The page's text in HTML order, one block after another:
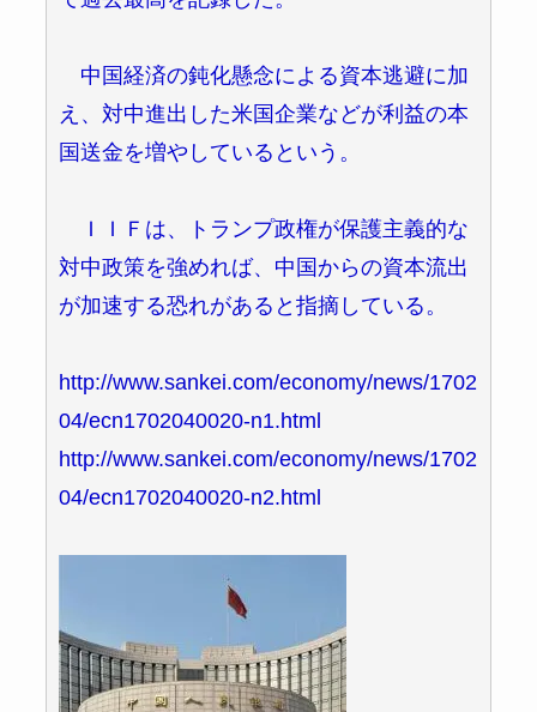
中国経済の鈍化懸念による資本逃避に加
え、対中進出した米国企業などが利益の本
国送金を増やしているという。
ＩＩＦは、トランプ政権が保護主義的な
対中政策を強めれば、中国からの資本流出
が加速する恐れがあると指摘している。
http://www.sankei.com/economy/news/1702
04/ecn1702040020-n1.html
http://www.sankei.com/economy/news/1702
04/ecn1702040020-n2.html